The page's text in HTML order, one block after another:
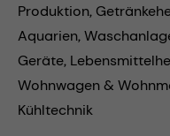
Produktion,
Aquarien,
Geräte,
Wohnwagen &
Kühltechnik